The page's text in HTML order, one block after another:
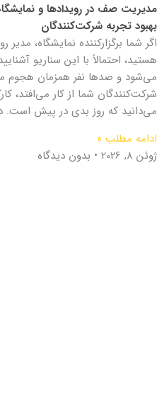
مدیریت صف در رویدادها و
بهبود تجربه شرکت‌کنندگان
اگر شما برگزارکننده نمایشگاه،
می‌شود و صدها نفر همزمان هجوم
شرکت‌کنندگان شما از کار می‌افتد،
می‌دانید که روز بدی در پیش است.
ادامه مطلب »
ژوئن 8, 2026
بدون دیدگاه